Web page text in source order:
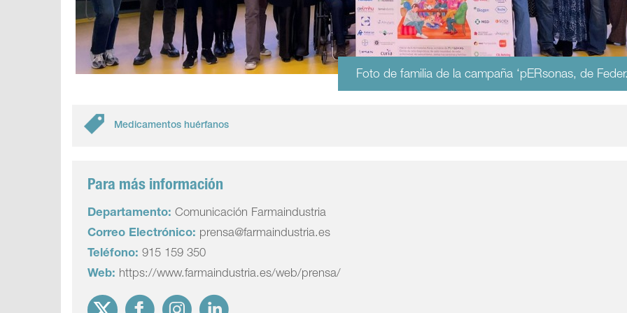
Foto de familia de la campaña ‘pERsonas, de
Medicamentos huérfanos
Para más información
Departamento: Comunicación Farmaindustria
Correo Electrónico: prensa@farmaindustria.es
Teléfono: 915 159 350
Web: https://www.farmaindustria.es/web/prensa/